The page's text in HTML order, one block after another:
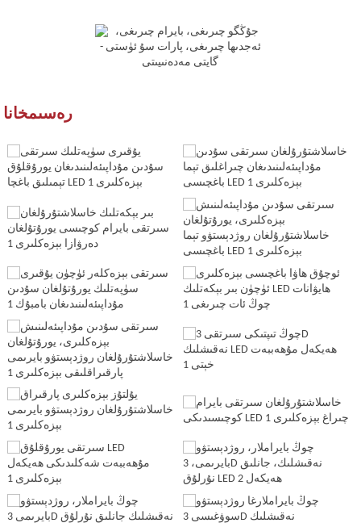
رەسىمخانا